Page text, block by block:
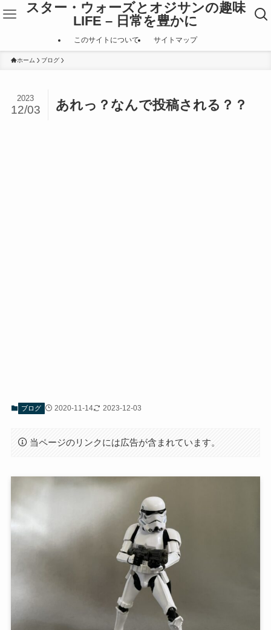
スター・ウォーズとオジサンの趣味
LIFE – 日常を豊かに
このサイトについて サイトマップ
ホーム ブログ
あれっ？なんで投稿される？？
2023
12/03
ブログ 2020-11-14 2023-12-03
当ページのリンクには広告が含まれています。